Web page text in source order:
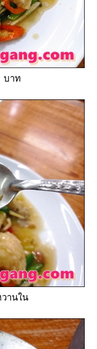
บาท
านใน